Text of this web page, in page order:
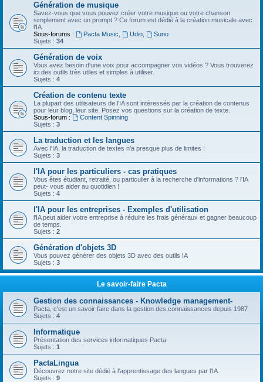
Génération de musique
Savez-vous que vous pouvez créer votre musique ou votre chanson
simplement avec un prompt ? Ce forum est dédié à la création musicale avec
l'IA.
Sous-forums :
Pacta Music Udio,
Suno
Sujets : 34
Génération de voix
Vous avez besoin d'une voix pour accompagner vos vidéos ? Vous trouverez
ici des outils très utiles et simples à utiliser.
Sujets : 4
Création de contenu texte
La plupart des utilisateurs de l'IA sont intéressés par la création de contenus
pour leur blog, leur site. Posez vos questions sur la création de texte.
Sous-forum :
Content Spinning
Sujets : 3
La traduction et les langues
Avec l'IA, la traduction de textes n'a presque plus de limites !
Sujets : 3
l'IA pour les particuliers - cas pratiques
Vous êtes étudiant, retraité, ou particulier à la recherche d'informations ? l'IA
peut- vous aider au quotidien !
Sujets : 4
l'IA pour les entreprises - Exemples d'utilisation
l'IA peut aider votre entreprise à réduire les frais généraux et gagner beaucoup
de temps.
Sujets : 2
Génération d'objets 3D
Vous pouvez générer des objets 3D avec des outils IA
Sujets : 3
Le savoir-faire Pacta
Gestion des connaissances - Knowledge management-
Pacta, c'est un savoir faire dans la gestion des connaissances depuis 1987
Sujets : 4
Informatique
Présentation des services informatiques Pacta
Sujets : 1
PactaLingua
Découvrez notre site dédié à l'apprentissage des langues par l'IA.
Sujets : 9